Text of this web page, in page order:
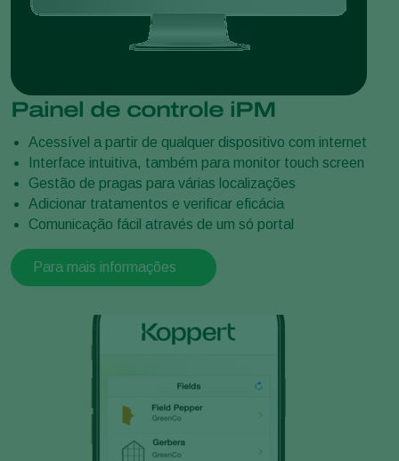
Painel de controle iPM
Acessível a partir de qualquer dispositivo com internet
Interface intuitiva, também para monitor touch screen
Gestão de pragas para várias localizações
Adicionar tratamentos e verificar eficácia
Comunicação fácil através de um só portal
Para mais informações